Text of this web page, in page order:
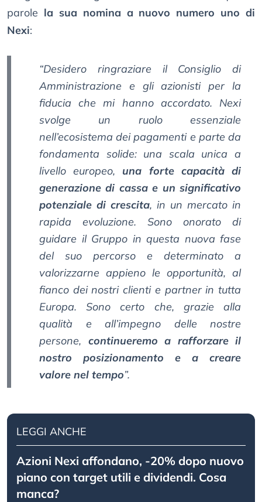
parole la sua nomina a nuovo numero uno di
Nexi:
“Desidero ringraziare il Consiglio di
Amministrazione e gli azionisti per la
fiducia che mi hanno accordato. Nexi
svolge un ruolo essenziale
nell’ecosistema dei pagamenti e parte da
fondamenta solide: una scala unica a
livello europeo, una forte capacità di
generazione di cassa e un significativo
potenziale di crescita, in un mercato in
rapida evoluzione. Sono onorato di
guidare il Gruppo in questa nuova fase
del suo percorso e determinato a
valorizzarne appieno le opportunità, al
fianco dei nostri clienti e partner in tutta
Europa. Sono certo che, grazie alla
qualità e all’impegno delle nostre
persone, continueremo a rafforzare il
nostro posizionamento e a creare
valore nel tempo”.
LEGGI ANCHE
Azioni Nexi affondano, -20% dopo nuovo
piano con target utili e dividendi. Cosa
manca?